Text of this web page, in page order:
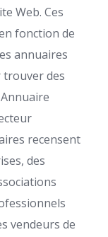
Web. Ces
fonction de
annuaires
des
recensent
des
vendeurs de